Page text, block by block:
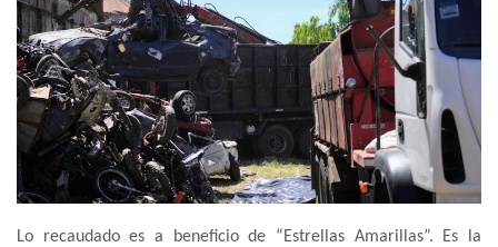
Lo recaudado es a beneficio de “Estrellas Amarillas”. Es la